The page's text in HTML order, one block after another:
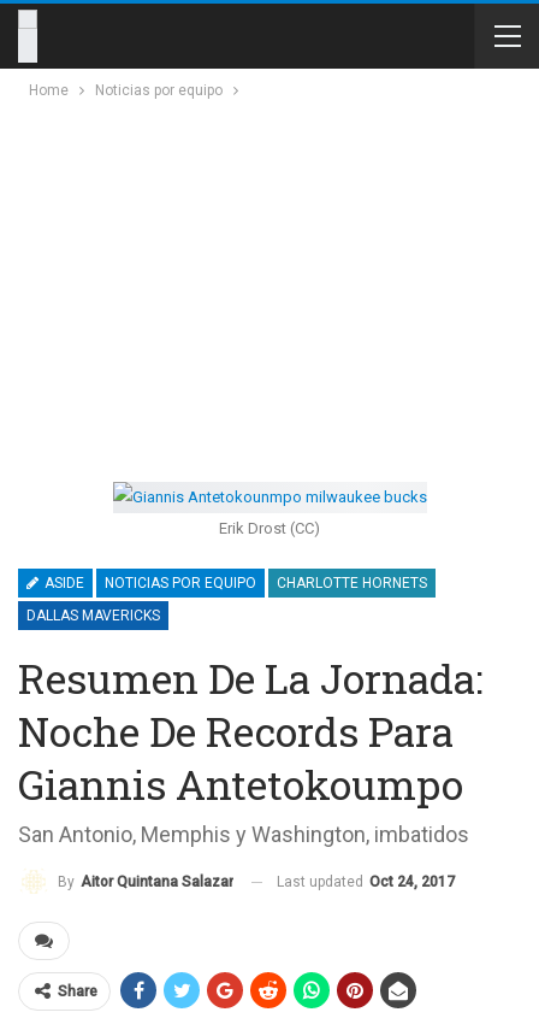
Home Noticias por equipo
Erik Drost (CC)
ASIDE NOTICIAS POR EQUIPO
CHARLOTTE HORNETS
DALLAS MAVERICKS
Resumen De La Jornada:
Noche De Records Para
Giannis Antetokoumpo
San Antonio, Memphis y Washington, imbatidos
By Aitor Quintana Salazar Last updated Oct 24, 2017
Share